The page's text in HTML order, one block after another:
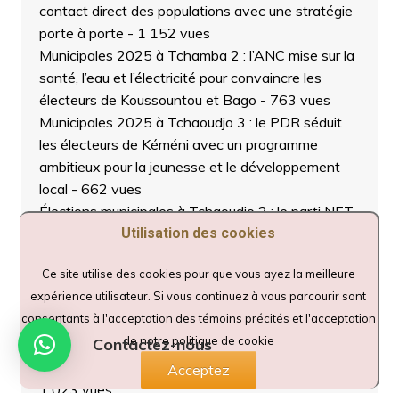
contact direct des populations avec une stratégie
porte à porte - 1 152 vues
Municipales 2025 à Tchamba 2 : l’ANC mise sur la
santé, l’eau et l’électricité pour convaincre les
électeurs de Koussountou et Bago - 763 vues
Municipales 2025 à Tchaoudjo 3 : le PDR séduit
les électeurs de Kéméni avec un programme
ambitieux pour la jeunesse et le développement
local - 662 vues
Élections municipales à Tchaoudjo 2 : le parti NET
en campagne de proximité pour porter le
Togo/Tchaoudjo 1 : Les jeunes formés à la
méthodologie “Young Citizen Score Card” pour
améliorer les services communautaires- 694 vues
UNIR en démonstration de force à Tchaoudjo : Le
ministre Katari Foli Bazi en chef d’orchestre
1 023 vues
Utilisation des cookies
Ce site utilise des cookies pour que vous ayez la meilleure
expérience utilisateur. Si vous continuez à vous parcourir sont
consentants à l'acceptation des témoins précités et l'acceptation
de notre politique de cookie
Acceptez
Contactez-nous